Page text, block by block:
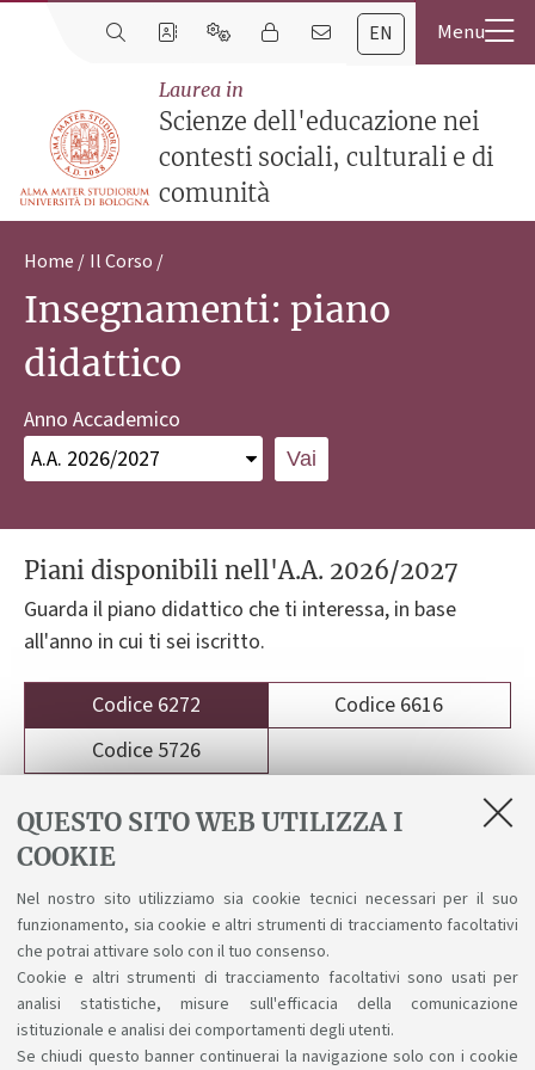
QUESTO SITO WEB UTILIZZA I
COOKIE
Nel nostro sito utilizziamo sia cookie tecnici necessari per il suo
funzionamento, sia cookie e altri strumenti di tracciamento facoltativi
che potrai attivare solo con il tuo consenso.
Cookie e altri strumenti di tracciamento facoltativi sono usati per
analisi statistiche, misure sull'efficacia della comunicazione
istituzionale e analisi dei comportamenti degli utenti.
Se chiudi questo banner continuerai la navigazione solo con i cookie
EN
Laurea in
Scienze dell'educazione nei
contesti sociali, culturali e di
comunità
Home Il Corso
Insegnamenti: piano
didattico
Anno Accademico
Vai
Piani disponibili nell'A.A. 2026/2027
Guarda il piano didattico che ti interessa, in base
all'anno in cui ti sei iscritto.
Codice 6272
Codice 6616
Codice 5726
culturali e di comunità
Piano didattico per studenti immatricolati
nell'a.a. 2026/27